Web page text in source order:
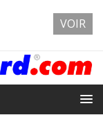
VOIR